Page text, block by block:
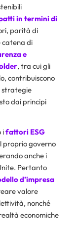
in termini di
parità di
catena di
e
, tra cui gli
contribuiscono
strategie
dai principi
ifattori ESG
proprio governo
anche i
Pertanto
d’impresa
valore
nonché
economiche